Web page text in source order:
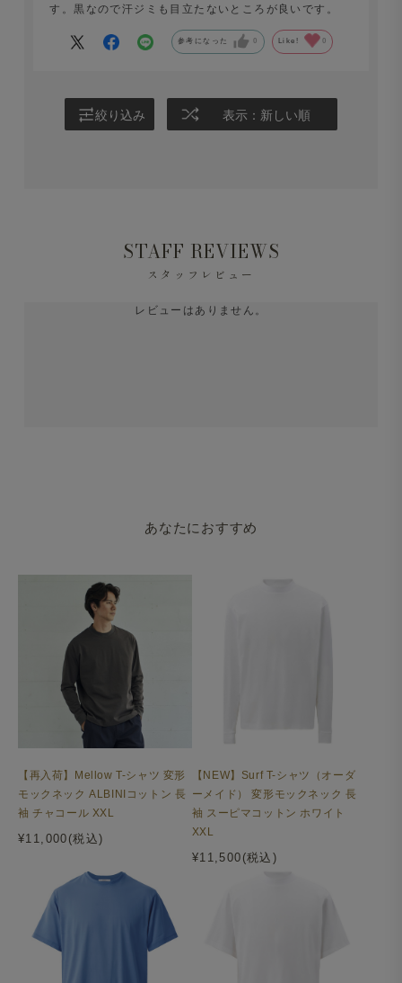
す。黒なので汗ジミも目立たないところが良いです。
参考になった 0 Like! 0
絞り込み 表示：新しい順
STAFF REVIEWS
スタッフレビュー
レビューはありません。
あなたにおすすめ
【再入荷】Mellow T-シャツ 変形
モックネック ALBINIコットン 長
袖 チャコール XXL
¥11,000(税込)
【NEW】Surf T-シャツ（オーダ
ーメイド） 変形モックネック 長
袖 スーピマコットン ホワイト
XXL
¥11,500(税込)